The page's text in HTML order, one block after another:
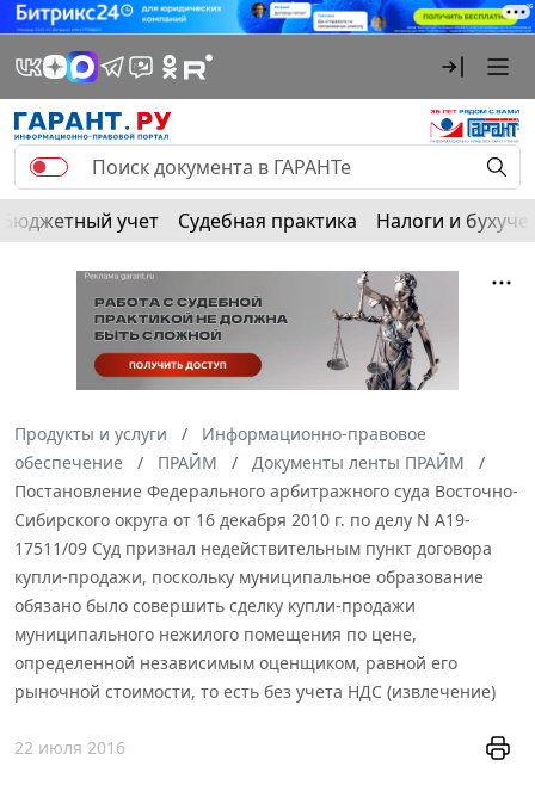
Бюджетный учет Судебная практика Налоги и
Продукты и услуги
Информационно-правовое
обеспечение
ПРАЙМ
Документы ленты ПРАЙМ
Постановление Федерального арбитражного суда Восточно-
Сибирского округа от 16 декабря 2010 г. по делу N А19-
17511/09 Суд признал недействительным пункт договора
купли-продажи, поскольку муниципальное образование
обязано было совершить сделку купли-продажи
муниципального нежилого помещения по цене,
определенной независимым оценщиком, равной его
рыночной стоимости, то есть без учета НДС (извлечение)
22 июля 2016